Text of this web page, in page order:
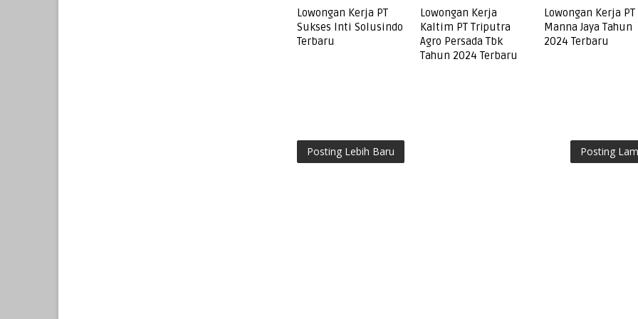
Lowongan Kerja PT
Sukses Inti Solusindo
Terbaru
Lowongan Kerja
Kaltim PT Triputra
Agro Persada Tbk
Tahun 2024 Terbaru
Lowongan Kerja PT
Manna Jaya Tahun
2024 Terbaru
Posting Lebih Baru Posting